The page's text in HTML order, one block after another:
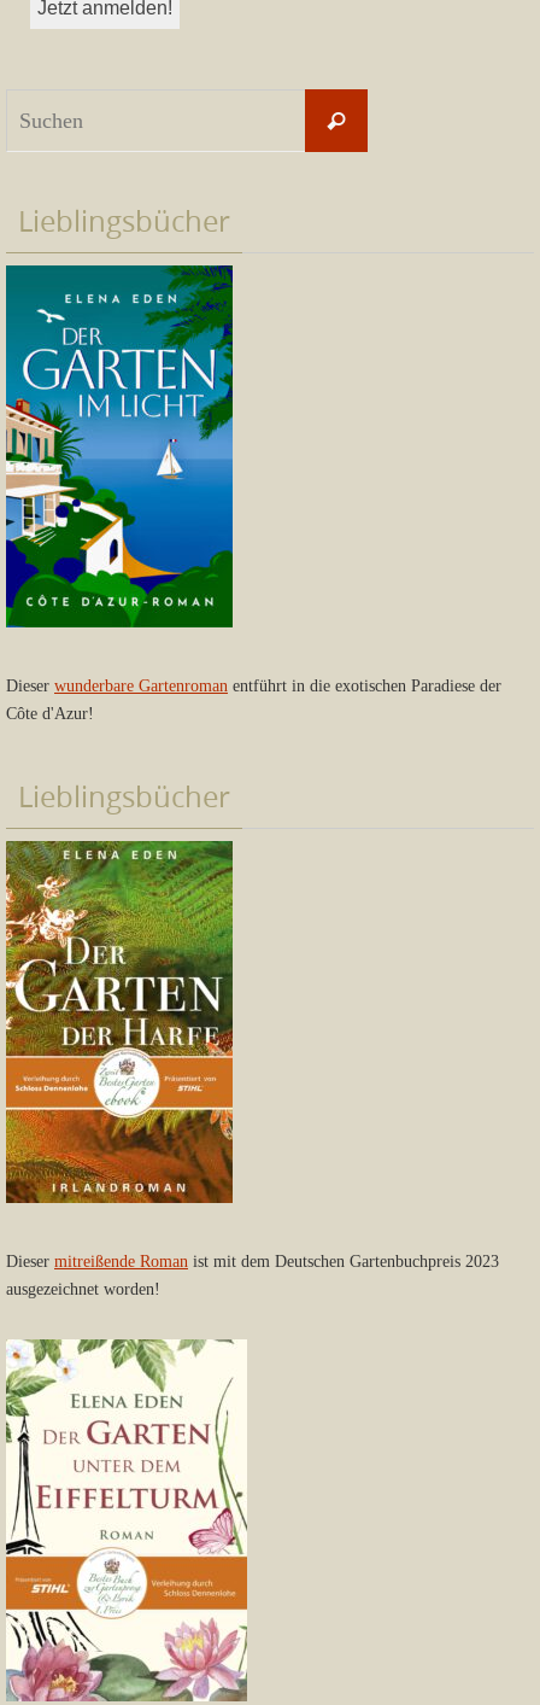
Suchen
Lieblingsbücher
Dieser wunderbare Gartenroman entführt in die exotischen Paradiese der
Côte d'Azur!
Lieblingsbücher
Dieser mitreißende Roman ist mit dem Deutschen Gartenbuchpreis 2023
ausgezeichnet worden!